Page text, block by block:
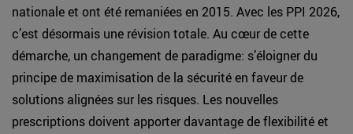
nationale et ont été remaniées en 2015. Avec les PPI 2026,
c’est désormais une révision totale. Au cœur de cette
démarche, un changement de paradigme: s’éloigner du
principe de maximisation de la sécurité en faveur de
solutions alignées sur les risques. Les nouvelles
prescriptions doivent apporter davantage de flexibilité et